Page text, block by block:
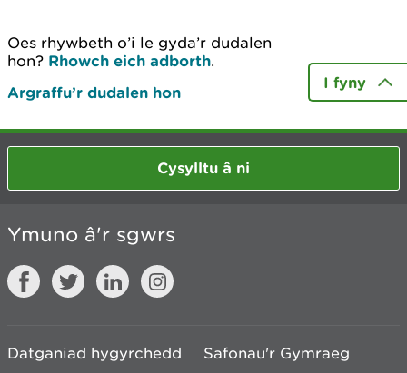
Oes rhywbeth o’i le gyda’r dudalen
hon? Rhowch eich adborth.
Argraffu’r dudalen hon
I fyny
Cysylltu â ni
Ymuno â'r sgwrs
Datganiad hygyrchedd Safonau'r Gymraeg